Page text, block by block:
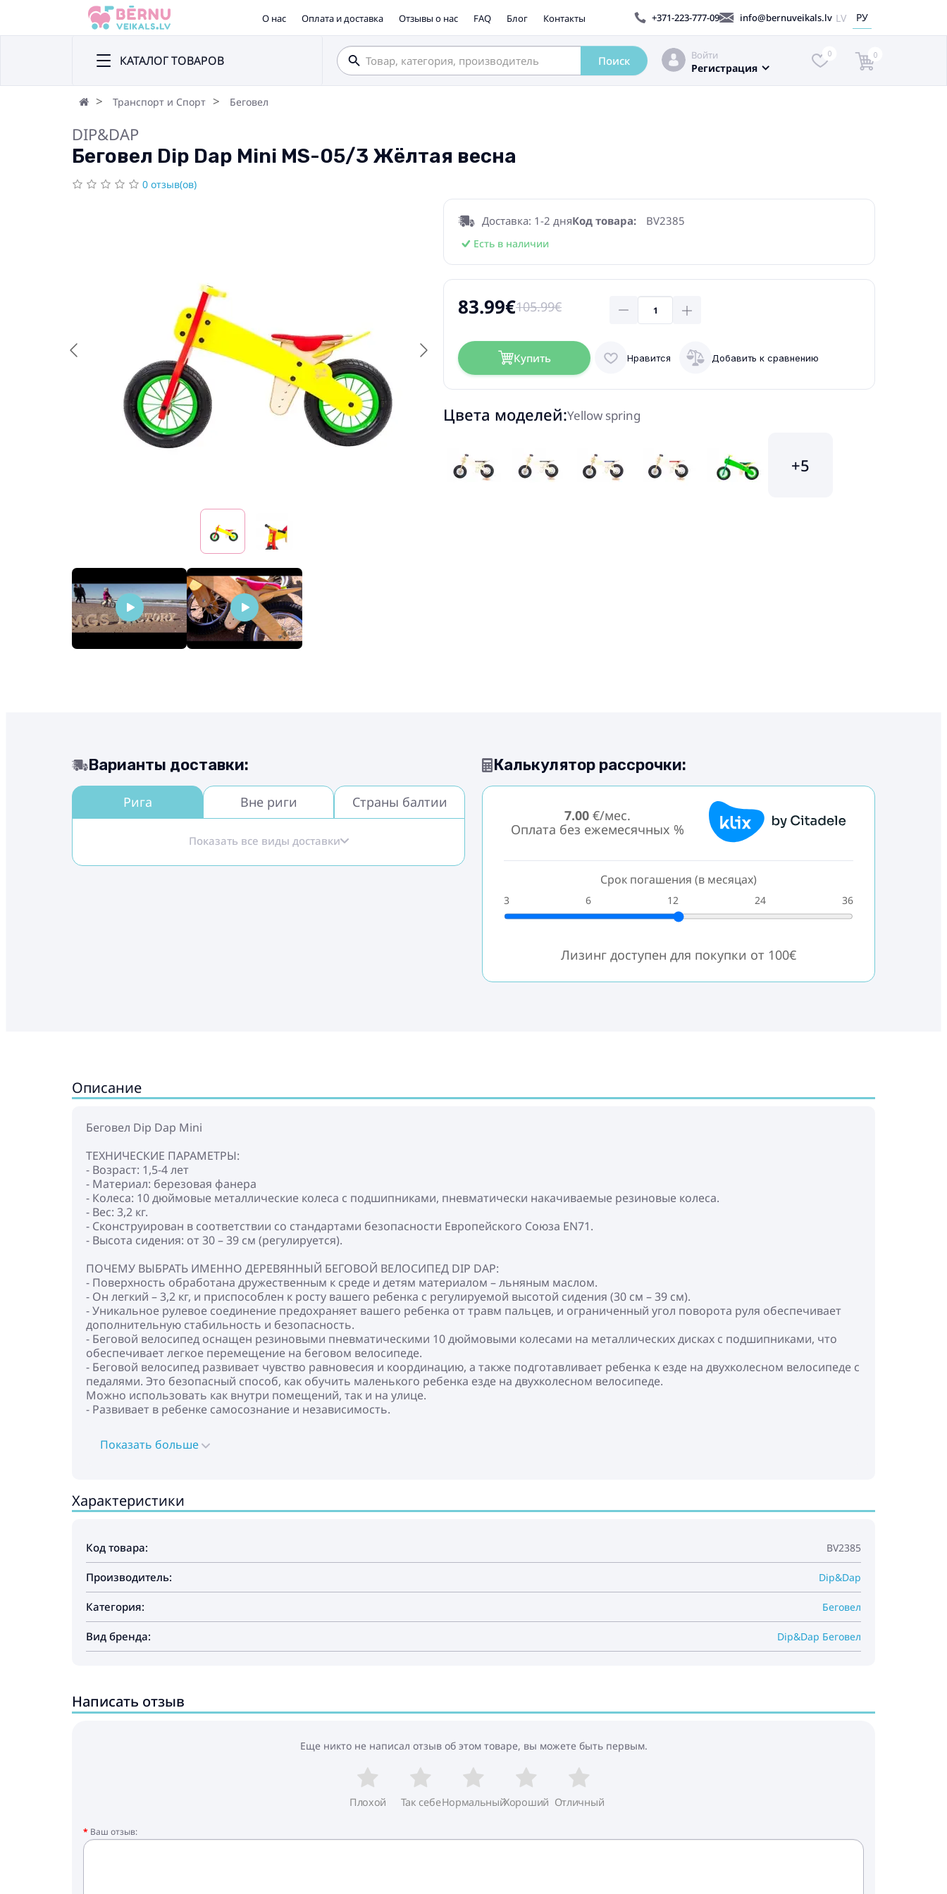
О нас Оплата и доставка Отзывы о нас FAQ Блог Контакты +371-223-777-09 info@bernuveikals.lv LV РУ
КАТАЛОГ ТОВАРОВ Поиск Войти
Регистрация
0 0
Транспорт и Спорт Беговел
DIP&DAP
Беговел Dip Dap Mini MS-05/3 Жёлтая весна
0 отзыв(ов)
Доставка: 1-2 дняКод товара: BV2385
Есть в наличии
83.99€105.99€
Купить Нравится Добавить к сравнению
Цвета моделей:Yellow spring
+5
Варианты доставки:
Рига Вне риги Страны балтии
Показать все виды доставки
Калькулятор рассрочки:
7.00€/мес.
Оплата без ежемесячных %
Срок погашения (в месяцах)
3 6 12 24 36
Лизинг доступен для покупки от 100€
Описание
Беговел Dip Dap Mini
ТЕХНИЧЕСКИЕ ПАРАМЕТРЫ:
- Возраст: 1,5-4 лет
- Материал: березовая фанера
- Колеса: 10 дюймовые металлические колеса с подшипниками, пневматически накачиваемые резиновые колеса.
- Вес: 3,2 кг.
- Сконструирован в соответствии со стандартами безопасности Европейского Союза EN71.
- Высота сидения: от 30 – 39 см (регулируется).
ПОЧЕМУ ВЫБРАТЬ ИМЕННО ДЕРЕВЯННЫЙ БЕГОВОЙ ВЕЛОСИПЕД DIP DAP:
- Поверхность обработана дружественным к среде и детям материалом – льняным маслом.
- Он легкий – 3,2 кг, и приспособлен к росту вашего ребенка с регулируемой высотой сидения (30 см – 39 см).
- Уникальное рулевое соединение предохраняет вашего ребенка от травм пальцев, и ограниченный угол поворота руля обеспечивает
дополнительную стабильность и безопасность.
- Беговой велосипед оснащен резиновыми пневматическими 10 дюймовыми колесами на металлических дисках с подшипниками, что
обеспечивает легкое перемещение на беговом велосипеде.
- Беговой велосипед развивает чувство равновесия и координацию, а также подготавливает ребенка к езде на двухколесном велосипеде с
педалями. Это безопасный способ, как обучить маленького ребенка езде на двухколесном велосипеде.
Можно использовать как внутри помещений, так и на улице.
- Развивает в ребенке самосознание и независимость.
Показать больше
Характеристики
Код товара: BV2385
Производитель: Dip&Dap
Категория: Беговел
Вид бренда: Dip&Dap Беговел
Написать отзыв
Еще никто не написал отзыв об этом товаре, вы можете быть первым.
Плохой Так себеНормальныйХороший Отличный
Ваш отзыв: